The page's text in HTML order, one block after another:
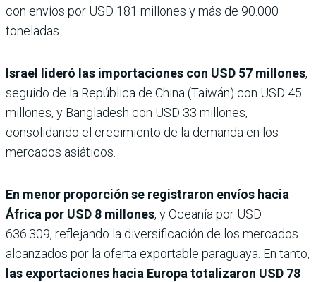
con envíos por USD 181 millones y más de 90.000
toneladas.
Israel lideró las importaciones con USD 57 millones,
seguido de la República de China (Taiwán) con USD 45
millones, y Bangladesh con USD 33 millones,
consolidando el crecimiento de la demanda en los
mercados asiáticos.
En menor proporción se registraron envíos hacia
África por USD 8 millones, y Oceanía por USD
636.309, reflejando la diversificación de los mercados
alcanzados por la oferta exportable paraguaya. En tanto,
las exportaciones hacia Europa totalizaron USD 78